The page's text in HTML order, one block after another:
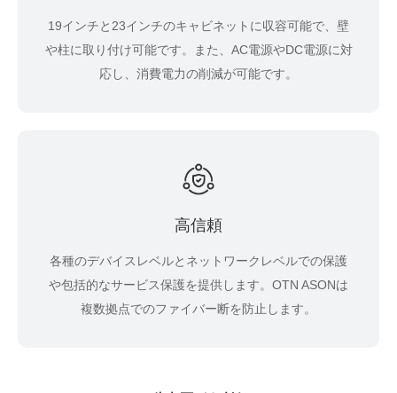
19インチと23インチのキャビネットに収容可能で、壁
や柱に取り付け可能です。また、AC電源やDC電源に対
応し、消費電力の削減が可能です。
高信頼
各種のデバイスレベルとネットワークレベルでの保護
や包括的なサービス保護を提供します。OTN ASONは
複数拠点でのファイバー断を防止します。